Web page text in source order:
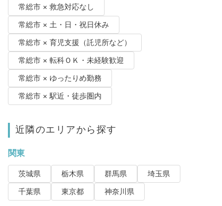
常総市 × 救急対応なし
常総市 × 土・日・祝日休み
常総市 × 育児支援（託児所など）
常総市 × 転科ＯＫ・未経験歓迎
常総市 × ゆったりめ勤務
常総市 × 駅近・徒歩圏内
近隣のエリアから探す
関東
茨城県 栃木県 群馬県
埼玉県
千葉県
東京都 神奈川県